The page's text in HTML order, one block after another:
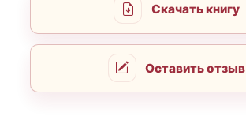
Скачать книгу
Оставить отзыв